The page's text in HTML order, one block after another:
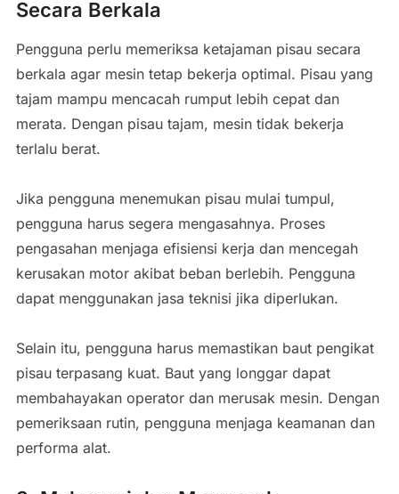
Secara Berkala
Pengguna perlu memeriksa ketajaman pisau secara
berkala agar mesin tetap bekerja optimal. Pisau yang
tajam mampu mencacah rumput lebih cepat dan
merata. Dengan pisau tajam, mesin tidak bekerja
terlalu berat.
Jika pengguna menemukan pisau mulai tumpul,
pengguna harus segera mengasahnya. Proses
pengasahan menjaga efisiensi kerja dan mencegah
kerusakan motor akibat beban berlebih. Pengguna
dapat menggunakan jasa teknisi jika diperlukan.
Selain itu, pengguna harus memastikan baut pengikat
pisau terpasang kuat. Baut yang longgar dapat
membahayakan operator dan merusak mesin. Dengan
pemeriksaan rutin, pengguna menjaga keamanan dan
performa alat.